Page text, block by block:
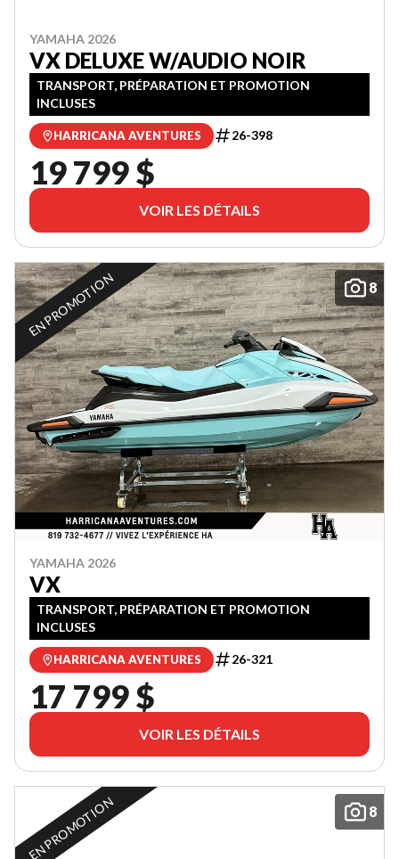
YAMAHA 2026
VX DELUXE W/AUDIO NOIR
TRANSPORT, PRÉPARATION ET PROMOTION
INCLUSES
HARRICANA AVENTURES 26-398
19 799 $
VOIR LES DÉTAILS
8
EN PROMOTION
YAMAHA 2026
VX
TRANSPORT, PRÉPARATION ET PROMOTION
INCLUSES
HARRICANA AVENTURES 26-321
17 799 $
VOIR LES DÉTAILS
8
EN PROMOTION